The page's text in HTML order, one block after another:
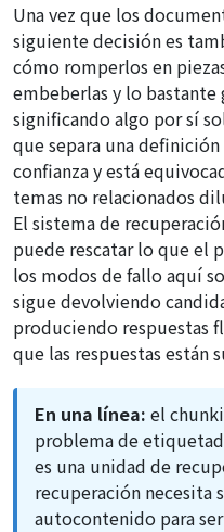
Una vez que los
siguiente decisión es
cómo romperlos en
embeberlas y lo bastante
significando algo por sí
que separa una
confianza y está
temas no relacionados
El sistema de
puede rescatar lo que el
los modos de fallo aquí
sigue devolviendo
produciendo respuestas
que las respuestas están
En una línea: el
problema de
es una unidad de
recuperación
autocontenido para